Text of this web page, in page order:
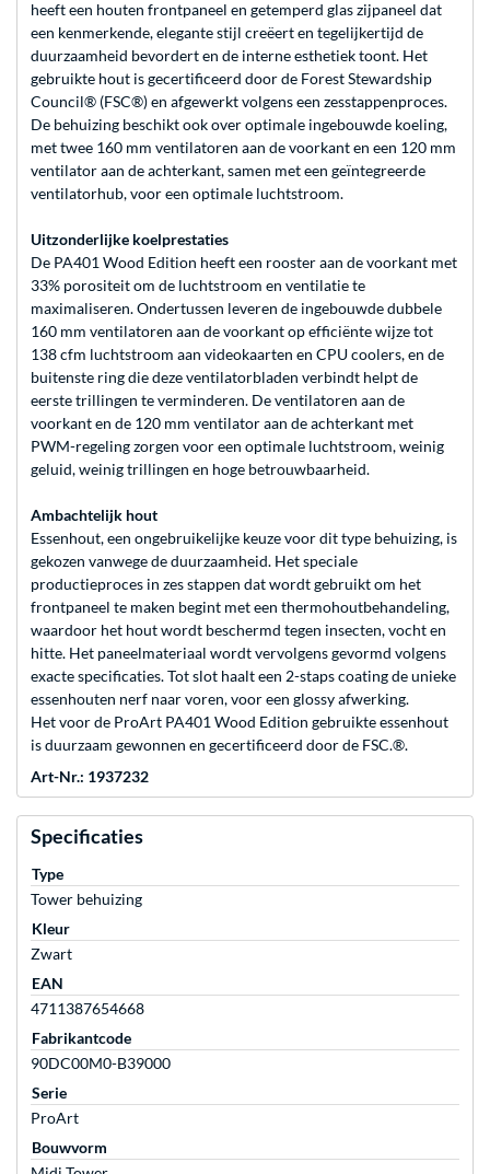
heeft een houten frontpaneel en getemperd glas zijpaneel dat
een kenmerkende, elegante stijl creëert en tegelijkertijd de
duurzaamheid bevordert en de interne esthetiek toont. Het
gebruikte hout is gecertificeerd door de Forest Stewardship
Council® (FSC®) en afgewerkt volgens een zesstappenproces.
De behuizing beschikt ook over optimale ingebouwde koeling,
met twee 160 mm ventilatoren aan de voorkant en een 120 mm
ventilator aan de achterkant, samen met een geïntegreerde
ventilatorhub, voor een optimale luchtstroom.
Uitzonderlijke koelprestaties
De PA401 Wood Edition heeft een rooster aan de voorkant met
33% porositeit om de luchtstroom en ventilatie te
maximaliseren. Ondertussen leveren de ingebouwde dubbele
160 mm ventilatoren aan de voorkant op efficiënte wijze tot
138 cfm luchtstroom aan videokaarten en CPU coolers, en de
buitenste ring die deze ventilatorbladen verbindt helpt de
eerste trillingen te verminderen. De ventilatoren aan de
voorkant en de 120 mm ventilator aan de achterkant met
PWM-regeling zorgen voor een optimale luchtstroom, weinig
geluid, weinig trillingen en hoge betrouwbaarheid.
Ambachtelijk hout
Essenhout, een ongebruikelijke keuze voor dit type behuizing, is
gekozen vanwege de duurzaamheid. Het speciale
productieproces in zes stappen dat wordt gebruikt om het
frontpaneel te maken begint met een thermohoutbehandeling,
waardoor het hout wordt beschermd tegen insecten, vocht en
hitte. Het paneelmateriaal wordt vervolgens gevormd volgens
exacte specificaties. Tot slot haalt een 2-staps coating de unieke
essenhouten nerf naar voren, voor een glossy afwerking.
Het voor de ProArt PA401 Wood Edition gebruikte essenhout
is duurzaam gewonnen en gecertificeerd door de FSC.®.
Art-Nr.: 1937232
Specificaties
Type
Tower behuizing
Kleur
Zwart
EAN
4711387654668
Fabrikantcode
90DC00M0-B39000
Serie
ProArt
Bouwvorm